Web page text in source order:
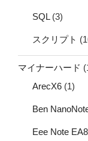
SQL(3)
スクリプト
マイナーハード
ArecX6 (1)
Ben
Eee Note